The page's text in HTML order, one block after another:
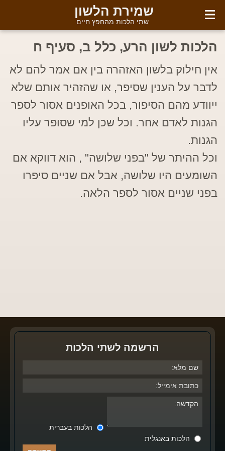
שמירת הלשון
שתי הלכות מהחפץ חיים
הלכות לשון הרע, כלל ב, סעיף ח
אין חילוק בלשון האזהרה בין אם אמר להם לא
לדבר על הענין שסיפר, או שהזהיר אותם שלא
ייוודע מהם הסיפור, בכל האופנים אסור לספר
הגנות לאדם אחר. וכל שכן למי שסופר עליו
הגנות.
וכל ההיתר של "בפני שלושה" , הוא דווקא אם
השומעים היו שלושה, אבל אם שניים סיפרו
בפני שניים אסור לספר הלאה.
הרשמה לשתי הלכות
הלכות בעברית
הלכות באנגלית